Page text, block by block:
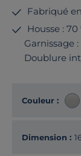
Fabriqué
Housse :
Garnissage
Doublure
Couleur :
Dimension :